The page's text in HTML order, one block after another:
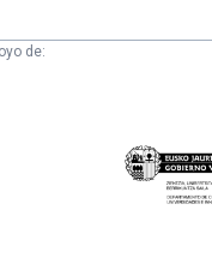
de:
Eusko
Jaurlaritza